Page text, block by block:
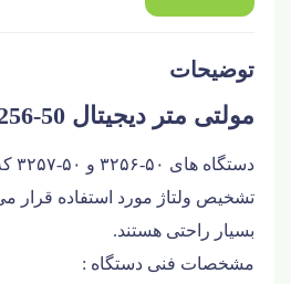
توضیحات
مولتی متر دیجیتال HIOKI 3256-50 ژاپن
دستگاه های ۵۰-۳۲۵۶ و ۵۰-۳۲۵۷
تشخیص ولتاژ مورد استفاده قرار
بسیار راحتی هستند.
مشخصات فنی دستگاه :